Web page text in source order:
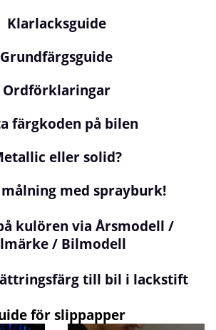
Klarlacksguide
Grundfärgsguide
Ordförklaringar
färgkoden på bilen
eller solid?
med sprayburk!
kulören via Årsmodell /
/ Bilmodell
till bil i lackstift
för slippapper